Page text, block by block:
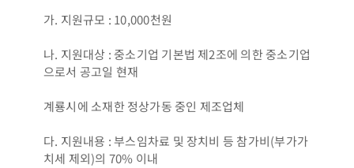
가. 지원규모 : 10,000천원
나. 지원대상 : 중소기업 기본법 제2조에 의한 중소기업
으로서 공고일 현재
계룡시에 소재한 정상가동 중인 제조업체
다. 지원내용 : 부스임차료 및 장치비 등 참가비(부가가
치세 제외)의 70% 이내